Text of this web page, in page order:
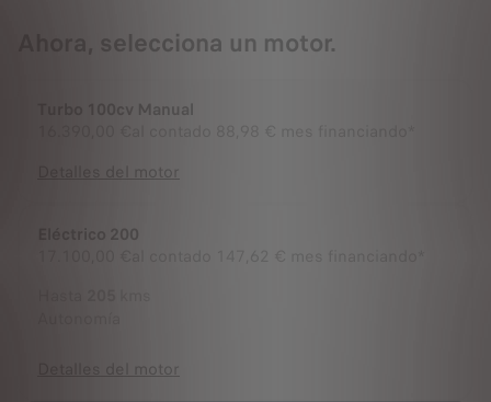
Ahora, selecciona un motor.
Turbo 100cv Manual
Detalles del motor
Eléctrico 200
Detalles del motor